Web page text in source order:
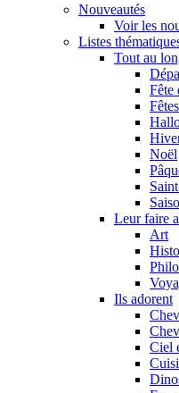
Nouveautés
Voir les
Listes
Tout au
Fête
Noël
Leur faire
Art
Ils adorent
Ciel